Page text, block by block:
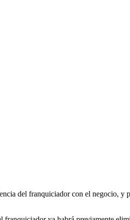
del franquiciador con el negocio, y